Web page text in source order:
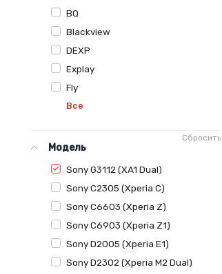
BQ
Blackview
DEXP
Explay
Fly
Все
Сбросить
Модель
Sony G3112 (XA1 Dual)
Sony C2305 (Xperia C)
Sony C6603 (Xperia Z)
Sony C6903 (Xperia Z1)
Sony D2005 (Xperia E1)
Sony D2302 (Xperia M2 Dual)